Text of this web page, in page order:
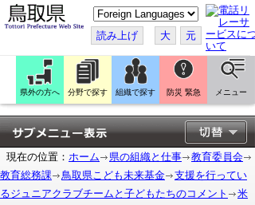
こ
の
ペ
ー
ジ
翻
訳
す
る
読み上げ 大 元
県外の方へ 分野で探す 組織で探す 防災 緊急 メニュー
現在の位置： ホーム 県の組織と仕事
教育委員会
教育総務課
鳥取県こども未来基金
支援を行ってい
るジュニアクラブチームと子どもたちのコメント
米